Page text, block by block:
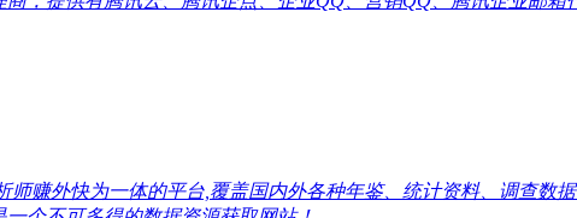
赚外快为一体的平台,覆盖国内外各种年鉴、统计资料、调查数